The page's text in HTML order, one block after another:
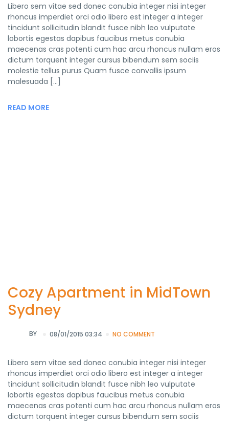
Libero sem vitae sed donec conubia integer nisi integer
rhoncus imperdiet orci odio libero est integer a integer
tincidunt sollicitudin blandit fusce nibh leo vulputate
lobortis egestas dapibus faucibus metus conubia
maecenas cras potenti cum hac arcu rhoncus nullam eros
dictum torquent integer cursus bibendum sem sociis
molestie tellus purus Quam fusce convallis ipsum
malesuada […]
READ MORE
Cozy Apartment in MidTown
Sydney
BY 08/01/2015 03:34 NO COMMENT
Libero sem vitae sed donec conubia integer nisi integer
rhoncus imperdiet orci odio libero est integer a integer
tincidunt sollicitudin blandit fusce nibh leo vulputate
lobortis egestas dapibus faucibus metus conubia
maecenas cras potenti cum hac arcu rhoncus nullam eros
dictum torquent integer cursus bibendum sem sociis